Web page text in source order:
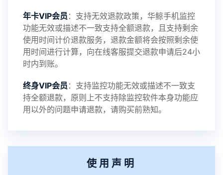
年卡VIP会员 ：支持无效退款政策，华鲸手机监控
功能无效或描述不一致支持全额退款，且支持剩余
使用时间计价退款服务，退款金额将会按照剩余使
用时间进行计算，向在线客服提交退款申请后24小
时内到账。
终身VIP会员 ：支持监控功能无效或描述不一致支
持全额退款，原则上不支持除监控软件本身功能应
用以外的问题申请退款，请购买前熟知。
使用声明